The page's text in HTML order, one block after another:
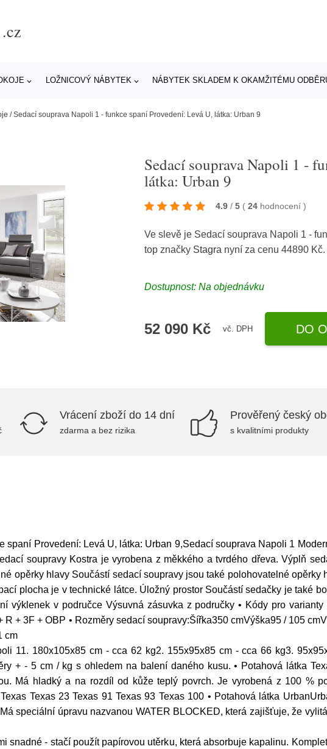
LOŽNICOVÝ NÁBYTEK NÁBYTEK SKLADEM K OKAMŽITÉMU
/Sedací souprava Napoli 1 - funkce spaní Provedení: Levá U, látka: Urban 9
Sedací souprava Napoli 1 -
látka: Urban 9
4.9 / 5 ( 24 hodnocení)
Ve slevě je Sedací souprava Napoli 1 -
top značky Stagra nyní za cenu 44890
Dostupnost: Na objednávku
52 090 Kč vč. DPH DO
Vrácení zboží do 14 dní
zdarma a bez rizika
Prověřený český
s kvalitními produkty
spaní Provedení: Levá U, látka: Urban 9,Sedací souprava Napoli 1
soupravy Kostra je vyrobena z měkkého a tvrdého dřeva. Výplň
opěrky hlavy Součástí sedací soupravy jsou také polohovatelné
plocha je v technické látce. Úložný prostor Součástí sedačky je také
výklenek v područce Výsuvná zásuvka z područky • Kódy pro
R + 3F + OBP • Rozměry sedací soupravy:Šířka350 cmVýška95 / 105
cm
11. 180x105x85 cm - cca 62 kg2. 155x95x85 cm - cca 66 kg3.
+ - 5 cm / kg s ohledem na balení daného kusu. • Potahová látka
Má hladký a na rozdíl od kůže teplý povrch. Je vyrobená z 100 %
Texas 23 Texas 91 Texas 93 Texas 100 • Potahová látka
speciální úpravu nazvanou WATER BLOCKED, která zajišťuje, že
snadné - stačí použít papírovou utěrku, která absorbuje kapalinu.